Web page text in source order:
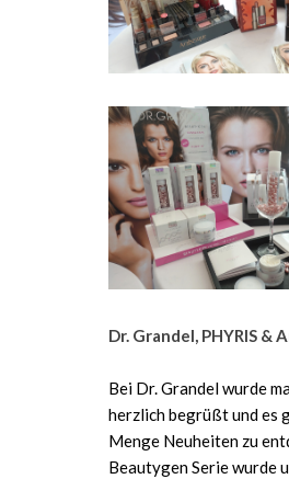
Dr. Grandel, PHYRIS &
Bei Dr. Grandel wurde
herzlich begrüßt und es
Menge Neuheiten zu
Beautygen Serie wurde